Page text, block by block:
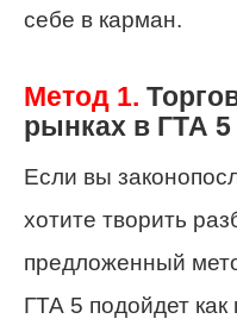
себе в карман.
Метод 1.
рынках в ГТА
Если вы
хотите творить
предложенный
ГТА 5 подойдет